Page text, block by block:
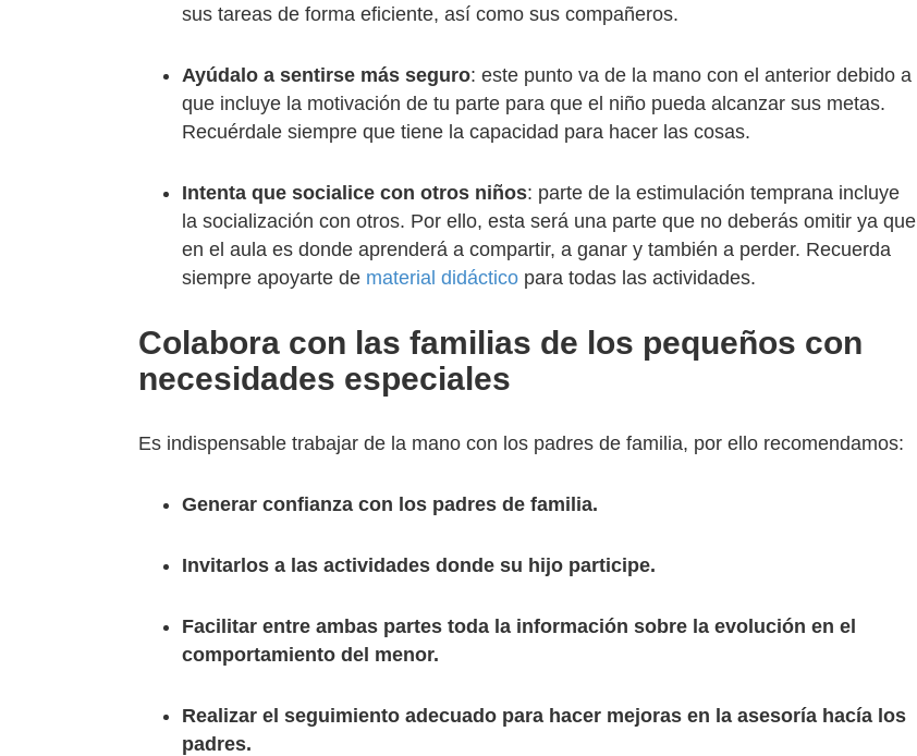
sus tareas de forma eficiente, así como sus compañeros.
Ayúdalo a sentirse más seguro: este punto va de la mano con el anterior debido a
que incluye la motivación de tu parte para que el niño pueda alcanzar sus metas.
Recuérdale siempre que tiene la capacidad para hacer las cosas.
Intenta que socialice con otros niños: parte de la estimulación temprana incluye
la socialización con otros. Por ello, esta será una parte que no deberás omitir ya que
en el aula es donde aprenderá a compartir, a ganar y también a perder. Recuerda
siempre apoyarte de material didáctico para todas las actividades.
Colabora con las familias de los pequeños con
necesidades especiales
Es indispensable trabajar de la mano con los padres de familia, por ello recomendamos:
Generar confianza con los padres de familia.
Invitarlos a las actividades donde su hijo participe.
Facilitar entre ambas partes toda la información sobre la evolución en el
comportamiento del menor.
Realizar el seguimiento adecuado para hacer mejoras en la asesoría hacía los
padres.